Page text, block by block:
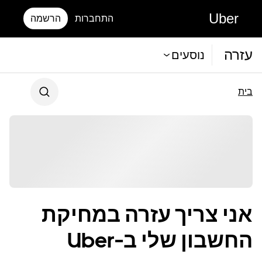
Uber התחברות הרשמה
עזרה נוסעים
בית
אני צריך עזרה במחיקת
החשבון שלי ב-Uber